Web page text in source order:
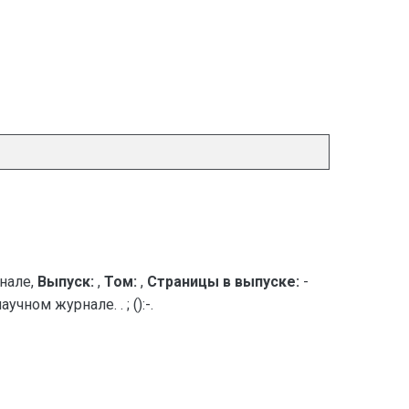
Выпуск: , Том: , Страницы в выпуске: -
журнале. . ; ():-.